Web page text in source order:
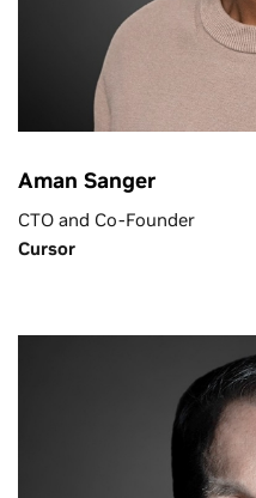
Aman Sanger
CTO and Co-Founder
Cursor